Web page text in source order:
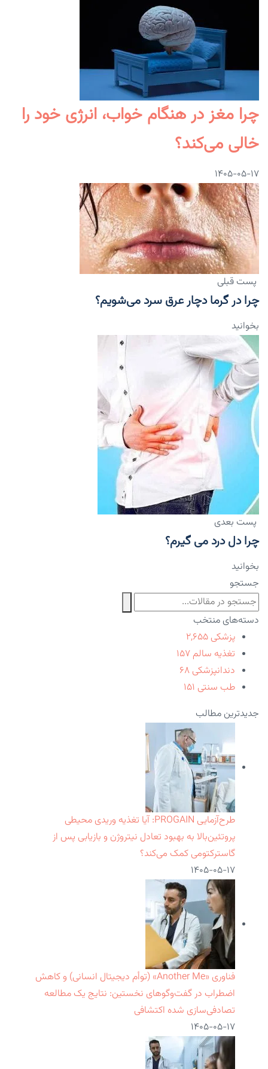
چرا مغز در هنگام خواب، انرژی خود را
خالی می‌کند؟
۱۴۰۵-۰۵-۱۷
پست قبلی
چرا در گرما دچار عرق سرد می‌شویم؟
بخوانید
پست بعدی
چرا دل درد می گیرم؟
بخوانید
جستجو
دسته‌های منتخب
پزشکی ۲,۶۵۵
تغذیه سالم ۱۵۷
دندانپزشکی ۶۸
طب سنتی ۱۵۱
جدیدترین مطالب
طرح‌آزمایی PROGAIN: آیا تغذیه وریدی محیطی
پروتئین‌بالا به بهبود تعادل نیتروژن و بازیابی پس از
گاسترکتومی کمک می‌کند؟
۱۴۰۵-۰۵-۱۷
فناوری «Another Me» (توأم دیجیتال انسانی) و کاهش
اضطراب در گفت‌وگوهای نخستین: نتایج یک مطالعه
تصادفی‌سازی شده اکتشافی
۱۴۰۵-۰۵-۱۷